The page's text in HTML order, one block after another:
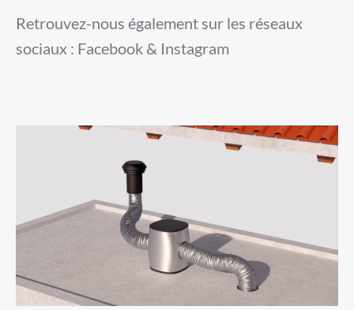
Retrouvez-nous également sur les réseaux
sociaux : Facebook & Instagram